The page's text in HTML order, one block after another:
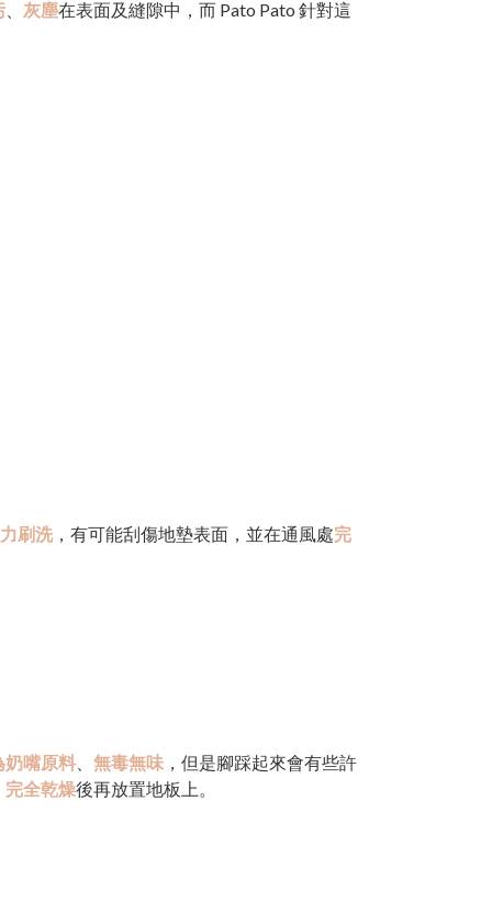
灰塵在表面及縫隙中，而 Pato Pato 針對這
刷洗，有可能刮傷地墊表面，並在通風處完
奶嘴原料 無毒無味 ，但是腳踩起來會有些許
完全乾燥後再放置地板上。